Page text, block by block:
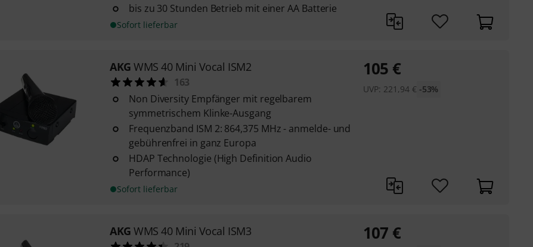
bis zu 30 Stunden Betrieb mit einer AA Batterie
Sofort lieferbar
AKG WMS 40 Mini Vocal ISM2
163
Non Diversity Empfänger mit regelbarem
symmetrischem Klinke-Ausgang
Frequenzband ISM 2: 864,375 MHz - anmelde- und
gebührenfrei in ganz Europa
HDAP Technologie (High Definition Audio
Performance)
Sofort lieferbar
105 €
UVP: 221,94 € -53%
AKG WMS 40 Mini Vocal ISM3 107 €